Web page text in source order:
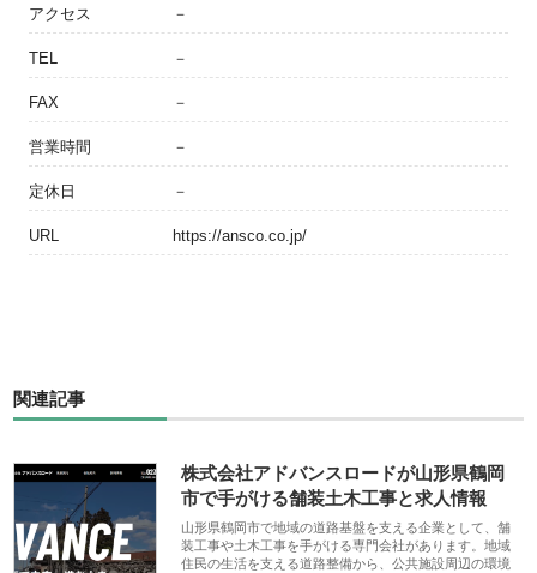
アクセス －
TEL －
FAX －
営業時間 －
定休日 －
URL https://ansco.co.jp/
関連記事
株式会社アドバンスロードが山形県鶴岡
市で手がける舗装土木工事と求人情報
山形県鶴岡市で地域の道路基盤を支える企業として、舗
装工事や土木工事を手がける専門会社があります。地域
住民の生活を支える道路整備から、公共施設周辺の環境